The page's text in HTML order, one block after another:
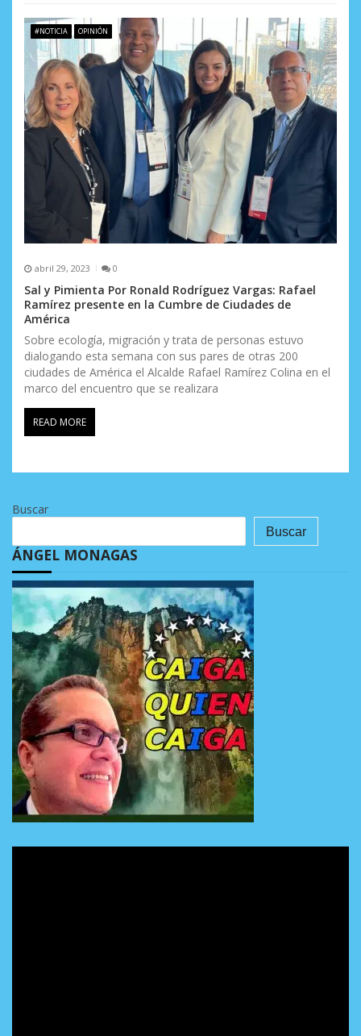
#NOTICIA OPINIÓN
abril 29, 2023 0
Sal y Pimienta Por Ronald Rodríguez Vargas: Rafael
Ramírez presente en la Cumbre de Ciudades de
América
Sobre ecología, migración y trata de personas estuvo
dialogando esta semana con sus pares de otras 200
ciudades de América el Alcalde Rafael Ramírez Colina en el
marco del encuentro que se realizara
READ MORE
Buscar
Buscar
ÁNGEL MONAGAS